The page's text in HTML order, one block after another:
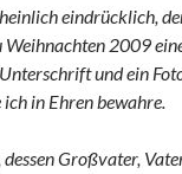
eindrücklich,
2009
und ein
in Ehren bewahre.
Großvater,